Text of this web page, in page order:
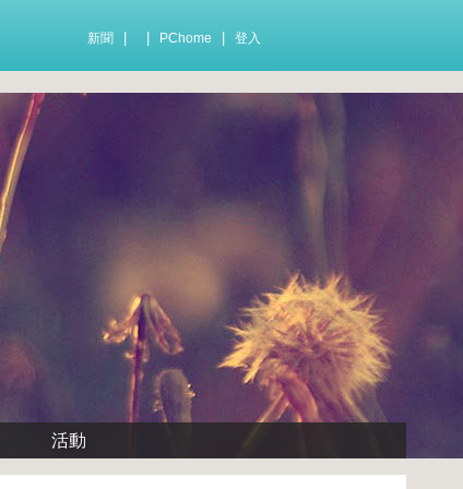
新聞 PChome 登入
活動